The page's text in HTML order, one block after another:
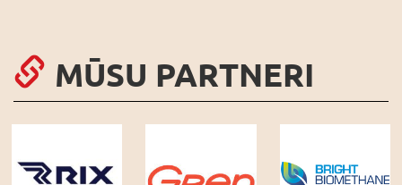
MŪSU PARTNERI